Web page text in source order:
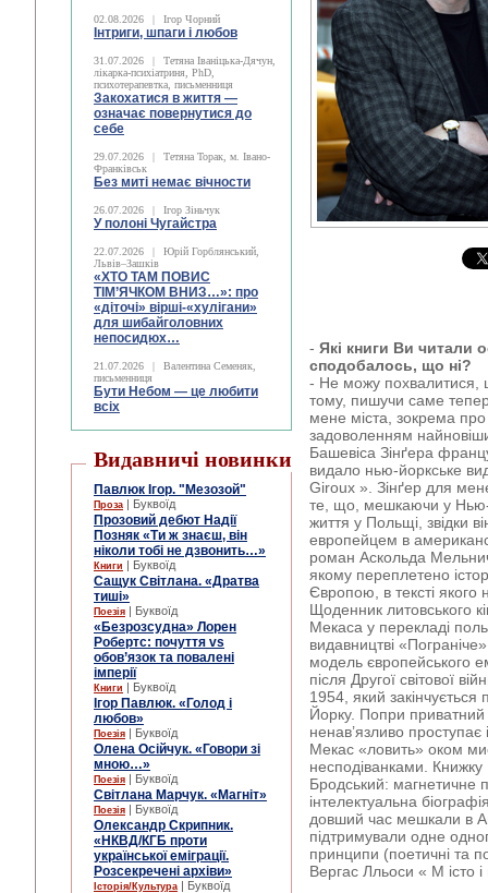
02.08.2026 | Ігор Чорний
Інтриги, шпаги і любов
31.07.2026 |
Тетяна Іваніцька-Дячун,
лікарка-психіатриня, PhD,
психотерапевтка, письменниця
Закохатися в життя —
означає повернутися до
себе
29.07.2026 |
Тетяна Торак, м. Івано-
Франківськ
Без миті немає вічности
26.07.2026 | Ігор Зіньчук
У полоні Чугайстра
22.07.2026 |
Юрій Горблянський,
Львів–Зашків
«ХТО ТАМ ПОВИС
ТІМ’ЯЧКОМ ВНИЗ…»: про
«діточі» вірші-«хулігани»
для шибайголовних
непосидюх…
21.07.2026 |
Валентина Семеняк,
письменниця
Бути Небом ― це любити
всіх
Видавничі новинки
Павлюк Ігор. "Мезозой"
Проза | Буквоїд
Прозовий дебют Надії
Позняк «Ти ж знаєш, він
ніколи тобі не дзвонить…»
Книги | Буквоїд
Сащук Світлана. «Дратва
тиші»
Поезія | Буквоїд
«Безрозсудна» Лорен
Робертс: почуття vs
обов’язок та повалені
імперії
Книги | Буквоїд
Ігор Павлюк. «Голод і
любов»
Поезія | Буквоїд
Олена Осійчук. «Говори зі
мною…»
Поезія | Буквоїд
Світлана Марчук. «Магніт»
Поезія | Буквоїд
Олександр Скрипник.
«НКВД/КГБ проти
української еміграції.
Розсекречені архіви»
Історія/Культура | Буквоїд
- Які книги Ви читали
сподобалось, що ні?
- Не можу похвалитися,
тому, пишучи саме
мене міста, зокрема
задоволенням
Башевіса Зінґера
видало нью-йоркське
Giroux ». Зінґер для
те, що, мешкаючи у Нью-
життя у Польщі, звідки
европейцем в
роман Аскольда
якому переплетено
Європою, в тексті якого
Щоденник литовського
Мекаса у перекладі
видавництві
модель європейського
після Другої світової
1954, який
Йорку. Попри приватний
ненав’язливо проступає
Мекас «ловить» оком
несподіванками. Книжку
Бродський: магнетичне
інтелектуальна
довший час мешкали в
підтримували одне
принципи (поетичні та
Вергас Лльоси « М істо